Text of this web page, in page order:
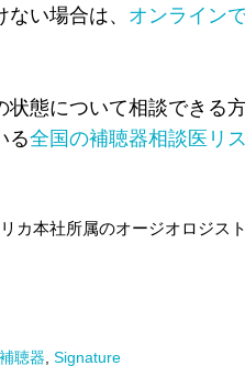
い場合は、 オンライン
状態について相談できる
る全国の補聴器相談医リ
カ本社所属のオージオロジス
聴器 Signature